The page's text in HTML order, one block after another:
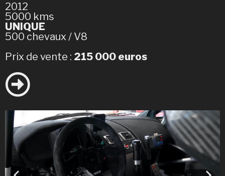
2012
5000 kms
UNIQUE
500 chevaux / V8
Prix de vente : 215 000 euros